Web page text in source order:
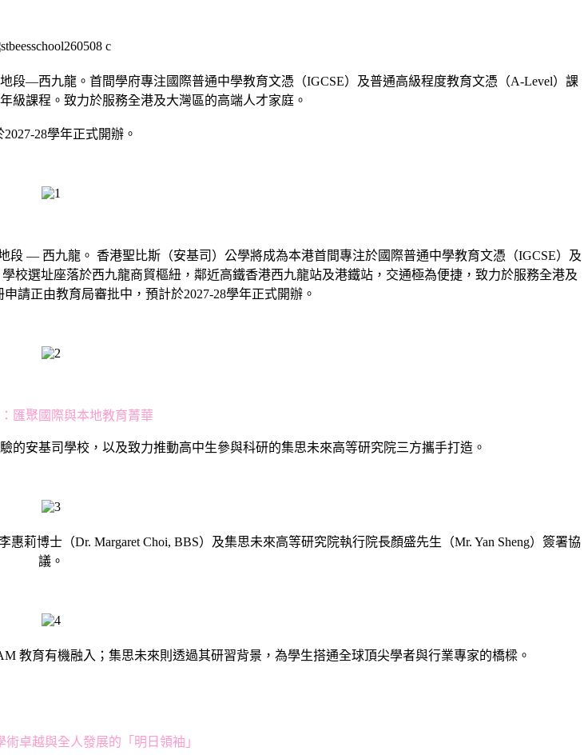
段—西九龍。首間學府專注國際普通中學教育文憑（IGCSE）及普通高級程度教育文憑（A-Level）課
級課程。致力於服務全港及大灣區的高端人才家庭。
2027-28學年正式開辦。
段 — 西九龍。 香港聖比斯（安基司）公學將成為本港首間專注於國際普通中學教育文憑（IGCSE）及
校選址座落於西九龍商貿樞紐，鄰近高鐵香港西九龍站及港鐵站，交通極為便捷，致力於服務全港及
請正由教育局審批中，預計於2027-28學年正式開辦。
匯聚國際與本地教育菁華
安基司學校，以及致力推動高中生參與科研的集思未來高等研究院三方攜手打造。
莉博士（Dr. Margaret Choi, BBS）及集思未來高等研究院執行院長顏盛先生（Mr. Yan Sheng）簽署協
議。
教育有機融入；集思未來則透過其研習背景，為學生搭通全球頂尖學者與行業專家的橋樑。
術卓越與全人發展的「明日領袖」